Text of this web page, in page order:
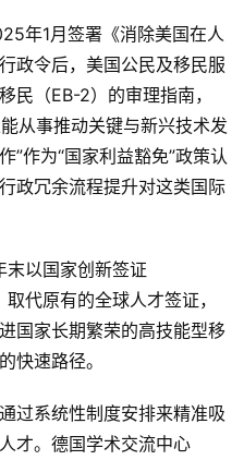
年1月签署《消除美国在人
政令后，美国公民及移民服
民（EB-2）的审理指南，
从事推动关键与新兴技术发
”作为“国家利益豁免”政策认
政冗余流程提升对这类国际
以国家创新签证
代原有的全球人才签证，
国家长期繁荣的高技能型移
快速路径。
过系统性制度安排来精准吸
才。德国学术交流中心